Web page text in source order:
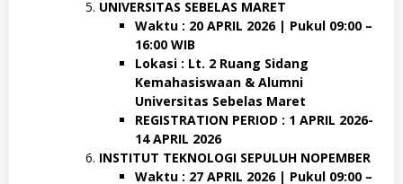
UNIVERSITAS SEBELAS MARET
Waktu : 20 APRIL 2026 | Pukul 09:00 –
16:00 WIB
Lokasi : Lt. 2 Ruang Sidang
Kemahasiswaan & Alumni
Universitas Sebelas Maret
REGISTRATION PERIOD : 1 APRIL 2026-
14 APRIL 2026
INSTITUT TEKNOLOGI SEPULUH NOPEMBER
Waktu : 27 APRIL 2026 | Pukul 09:00 –